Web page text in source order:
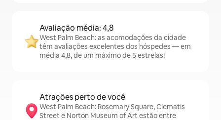
Avaliação média: 4,8
West Palm Beach: as acomodações da cidade
têm avaliações excelentes dos hóspedes — em
média 4,8, de um máximo de 5 estrelas!
Atrações perto de você
West Palm Beach: Rosemary Square, Clematis
Street e Norton Museum of Art estão entre